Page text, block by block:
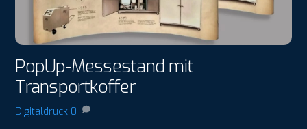
PopUp-Messestand mit
Transportkoffer
Digitaldruck 0